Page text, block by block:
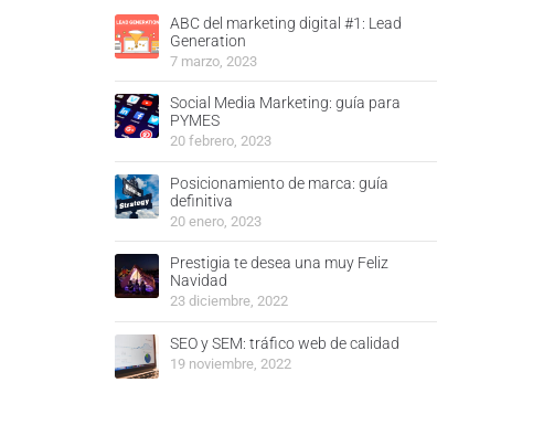
ABC del marketing digital #1: Lead
Generation
7 marzo, 2023
Social Media Marketing: guía para
PYMES
20 febrero, 2023
Posicionamiento de marca: guía
definitiva
20 enero, 2023
Prestigia te desea una muy Feliz
Navidad
23 diciembre, 2022
SEO y SEM: tráfico web de calidad
19 noviembre, 2022